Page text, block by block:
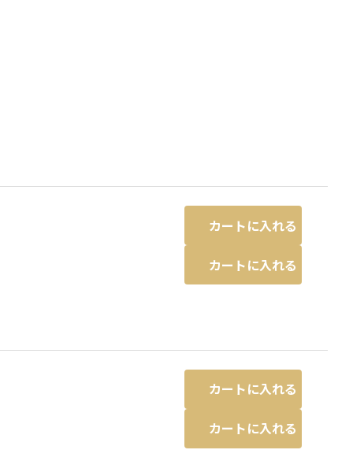
カートに入れる
カートに入れる
カートに入れる
カートに入れる